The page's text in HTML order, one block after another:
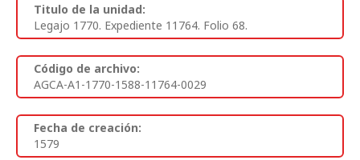
Titulo de la unidad:
Legajo 1770. Expediente 11764. Folio 68.
Código de archivo:
AGCA-A1-1770-1588-11764-0029
Fecha de creación:
1579